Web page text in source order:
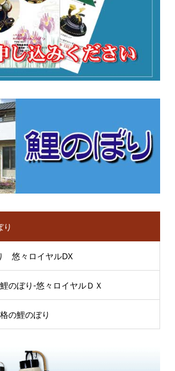
り
悠々ロイヤルDX
のぼり-悠々ロイヤルＤＸ
の鯉のぼり